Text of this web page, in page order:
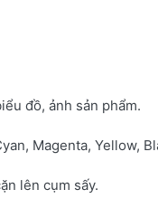
đồ, ảnh sản phẩm.
Magenta, Yellow,
lên cụm sấy.